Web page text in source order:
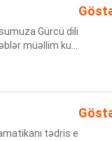
Gürcü dili
müəllim kur
...
tədris e